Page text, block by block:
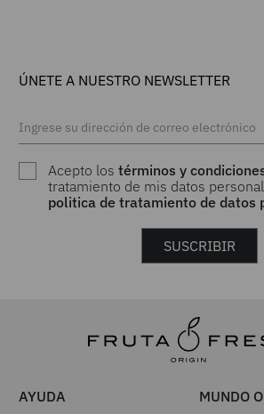
ÚNETE A NUESTRO NEWSLETTER
Acepto lostérminos y
tratamiento de mis datos
politica de tratamiento de datos
SUSCRIBIR
AYUDA MUNDO